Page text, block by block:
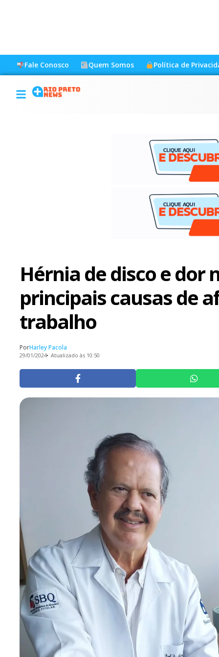
Fale Conosco Quem Somos Política de
Hérnia de disco e dor
principais causas de
trabalho
PorHarley Pacola
29/01/2024 Atualizado às 10:50